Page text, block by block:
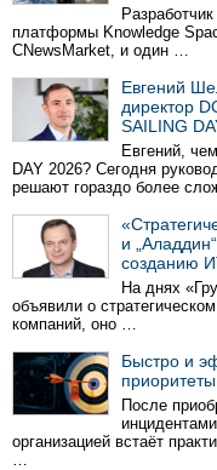
платформы Knowledge
CNewsMarket, и один …
Евгений
директор
SAILING
Евгений,
DAY 2026? Сегодня
решают гораздо более
и
созданию
На днях
объявили о
компаний, оно …
Быстро и
После
организацией встаёт
…